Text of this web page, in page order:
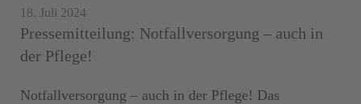
18. Juli 2024
Pressemitteilung: Notfallversorgung – auch in
der Pflege!
Notfallversorgung – auch in der Pflege! Das